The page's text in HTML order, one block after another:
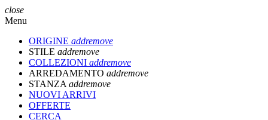
close
Menu
ORIGINE addremove
STILE addremove
COLLEZIONI addremove
ARREDAMENTO addremove
STANZA addremove
NUOVI ARRIVI
OFFERTE
CERCA